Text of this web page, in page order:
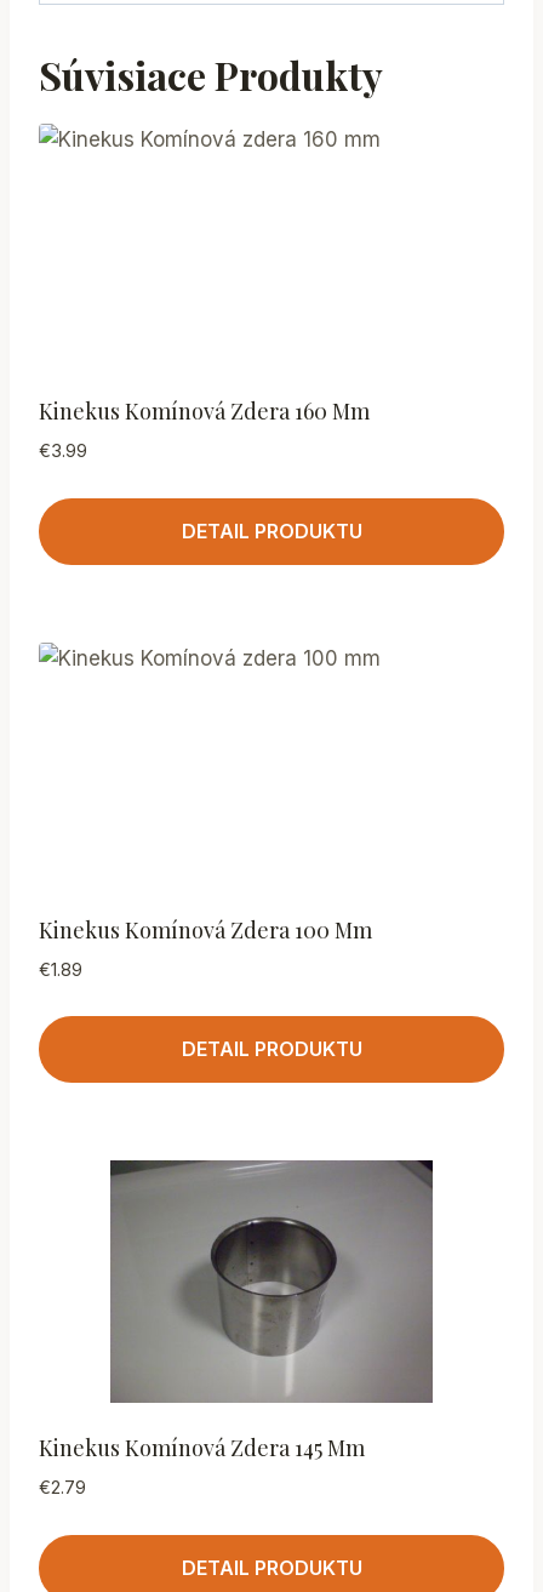
Súvisiace Produkty
Kinekus Komínová Zdera 160 Mm
€3.99
DETAIL PRODUKTU
Kinekus Komínová Zdera 100 Mm
€1.89
DETAIL PRODUKTU
Kinekus Komínová Zdera 145 Mm
€2.79
DETAIL PRODUKTU